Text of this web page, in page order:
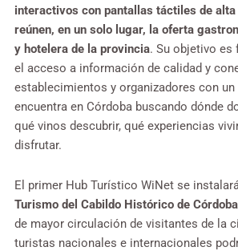
interactivos con pantallas táctiles de
reúnen, en un solo lugar, la oferta
y hotelera de la provincia. Su objetivo
el acceso a información de calidad y
establecimientos y organizadores con
encuentra en Córdoba buscando dónde
qué vinos descubrir, qué experiencias
disfrutar.
El primer Hub Turístico WiNet se
Turismo del Cabildo Histórico de Córdoba
de mayor circulación de visitantes de la
turistas nacionales e internacionales